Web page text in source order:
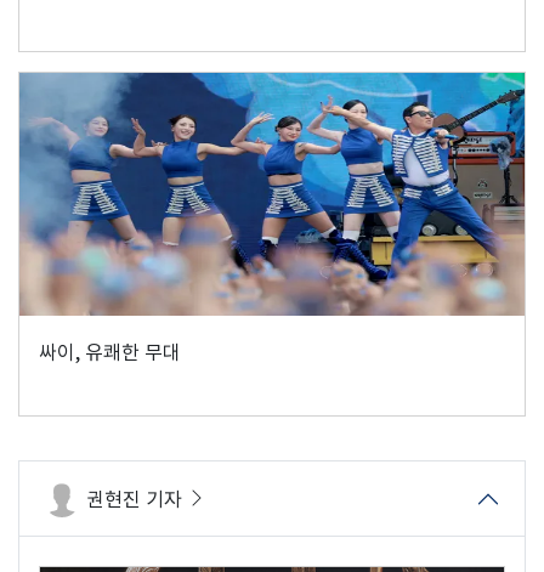
싸이, 유쾌한 무대
권현진 기자